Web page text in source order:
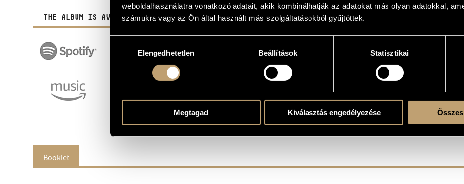
weboldalhasználatra vonatkozó adatait, akik kombinálhatják az adatokat más olyan adatokkal,
számukra vagy az Ön által használt más szolgáltatásokból gyűjtöttek.
kiválasztásaElengedhetetlen Beállítások Statisztikai
Megtagad Kiválasztás engedélyezése
THE ALBUM IS AVAILABLE IN DIGITAL FORM AT OUR RETAIL PARTNERS
Booklet